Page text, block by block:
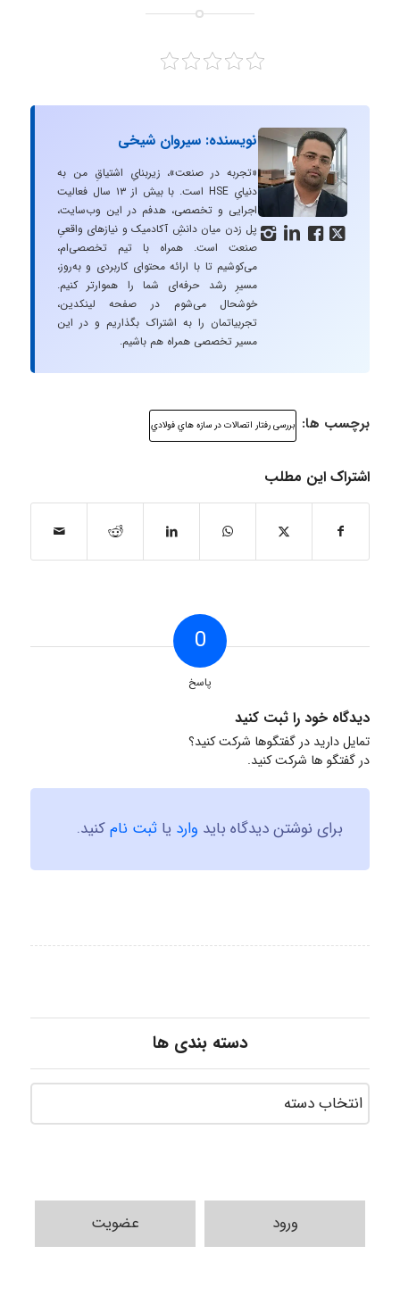
   
نویسنده: سیروان شیخی
«تجربه در صنعت»، زیربنایِ اشتیاقِ من به
دنیایِ HSE است. با بیش از ۱۳ سال فعالیت
اجرایی و تخصصی، هدفم در این وب‌سایت،
پل زدن میان دانشِ آکادمیک و نیازهای واقعیِ
صنعت است. همراه با تیم تخصصی‌ام،
می‌کوشیم تا با ارائه محتوای کاربردی و به‌روز،
مسیرِ رشد حرفه‌ای شما را هموارتر کنیم.
خوشحال می‌شوم در صفحه لینکدین،
تجربیاتمان را به اشتراک بگذاریم و در این
مسیر تخصصی همراه هم باشیم.
برچسب ها: بررسی رفتار اتصالات در سازه هاي فولادي
اشتراک این مطلب
0
پاسخ
دیدگاه خود را ثبت کنید
تمایل دارید در گفتگوها شرکت کنید؟
در گفتگو ها شرکت کنید.
برای نوشتن دیدگاه باید وارد یا ثبت نامکنید.
دسته بندی ها
ورود عضویت